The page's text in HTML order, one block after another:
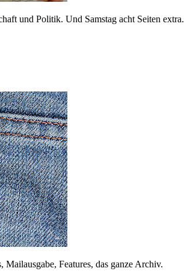
und Politik. Und Samstag acht Seiten extra.
Features, das ganze Archiv.